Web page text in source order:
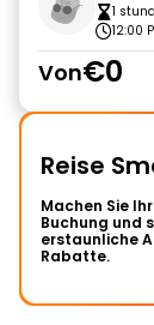
1
12:00
Von€0
Reise
Machen Sie
Buchung und
erstaunliche
Rabatte.